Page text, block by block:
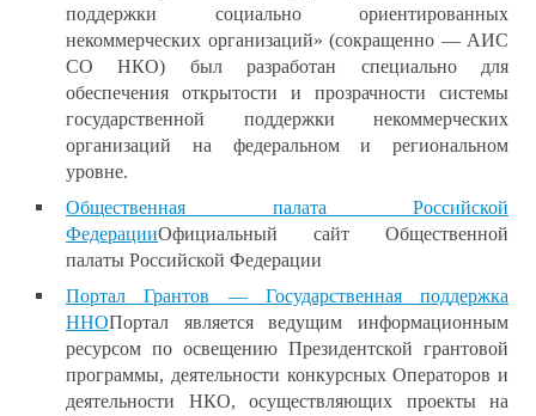
поддержки социально ориентированных
некоммерческих организаций» (сокращенно — АИС
СО НКО) был разработан специально для
обеспечения открытости и прозрачности системы
государственной поддержки некоммерческих
организаций на федеральном и региональном
уровне.
Общественная палата Российской
ФедерацииОфициальный сайт Общественной
палаты Российской Федерации
Портал Грантов — Государственная поддержка
ННОПортал является ведущим информационным
ресурсом по освещению Президентской грантовой
программы, деятельности конкурсных Операторов и
деятельности НКО, осуществляющих проекты на